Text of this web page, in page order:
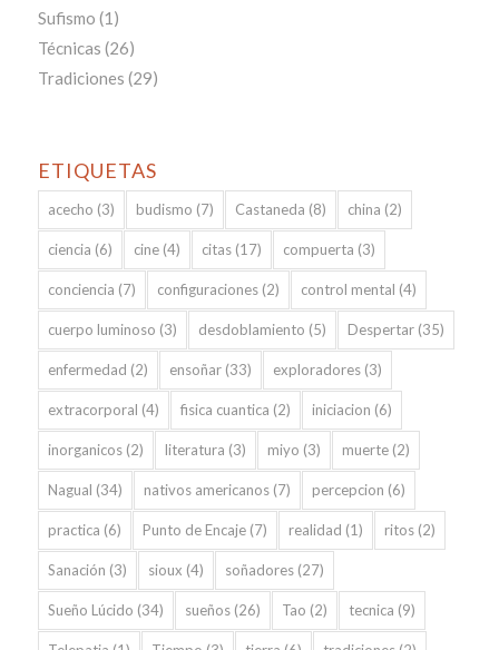
Sufismo (1)
Técnicas (26)
Tradiciones (29)
ETIQUETAS
acecho (3) budismo (7) Castaneda (8) china (2)
ciencia (6) cine(4) citas(17) compuerta (3)
conciencia (7) configuraciones(2) control mental (4)
cuerpo luminoso (3) desdoblamiento (5) Despertar(35)
enfermedad (2) ensoñar(33) exploradores(3)
extracorporal (4) fisica cuantica (2) iniciacion (6)
inorganicos(2) literatura (3) miyo (3) muerte(2)
Nagual (34) nativos americanos(7) percepcion (6)
practica (6) Punto de Encaje(7) realidad (1) ritos(2)
Sanación (3) sioux (4) soñadores(27)
Sueño Lúcido (34) sueños(26) Tao (2) tecnica (9)